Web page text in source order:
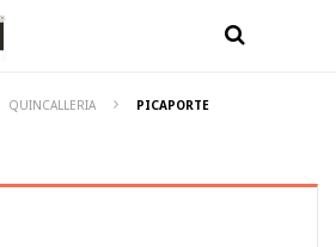
QUINCALLERIA PICAPORTE